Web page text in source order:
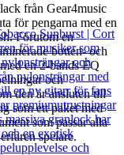
från Gear4music
för pengarna med en
Förutom en
botten- och
en 2-bands EQ
och
den är ansluten till
som ett paket med
som passar alla
spelare.